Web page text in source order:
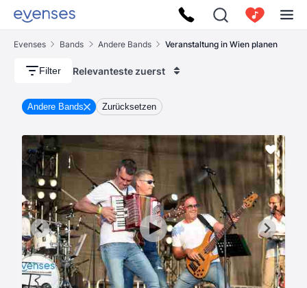
Evenses Bands Andere Bands Veranstaltung in Wien planen
Filter Relevanteste zuerst
Andere Bands Zurücksetzen